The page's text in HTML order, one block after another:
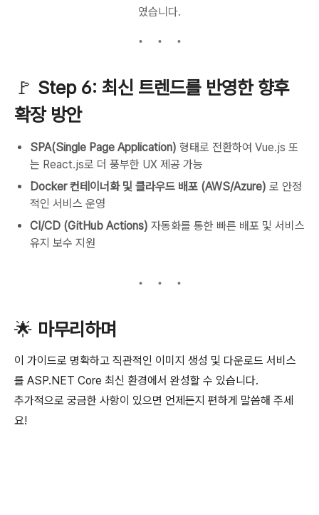
였습니다.
🚩 Step 6: 최신 트렌드를 반영한 향후
확장 방안
SPA(Single Page Application) 형태로 전환하여 Vue.js 또
는 React.js로 더 풍부한 UX 제공 가능
Docker 컨테이너화 및 클라우드 배포 (AWS/Azure) 로 안정
적인 서비스 운영
CI/CD (GitHub Actions) 자동화를 통한 빠른 배포 및 서비스
유지 보수 지원
🌟 마무리하며
이 가이드로 명확하고 직관적인 이미지 생성 및 다운로드 서비스
를 ASP.NET Core 최신 환경에서 완성할 수 있습니다.
추가적으로 궁금한 사항이 있으면 언제든지 편하게 말씀해 주세
요!